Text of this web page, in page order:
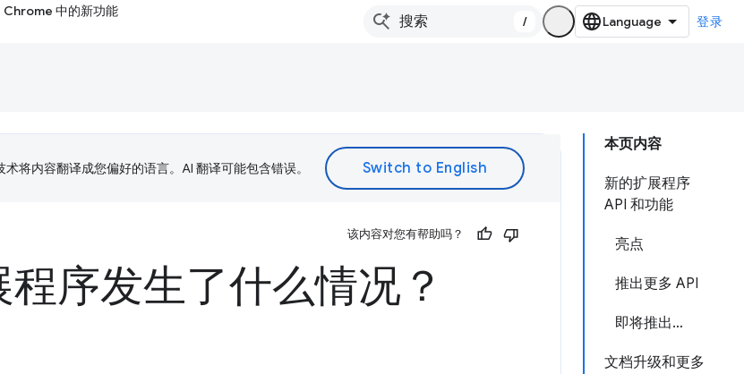
Chrome 中的新功能
/ 登录
本页内容
新的扩展程序
API 和功能
亮点
推出更多 API
即将推出…
文档升级和更多
将内容翻译成您偏好的语言。AI 翻译可能包含错误。
该内容对您有帮助吗？
序发生了什么情况？